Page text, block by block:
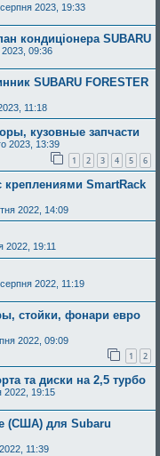
2023, 19:33
кондиціонера SUBARU
09:36
SUBARU FORESTER
11:18
кузовные запчасти
2023, 13:39
1 2 3 4 5 6
SmartRack
2022, 14:09
2022, 19:11
2022, 11:19
стойки, фонари евро
2022, 09:09
1 2
та диски на 2,5 турбо
2022, 19:15
(США) для Subaru
11:39